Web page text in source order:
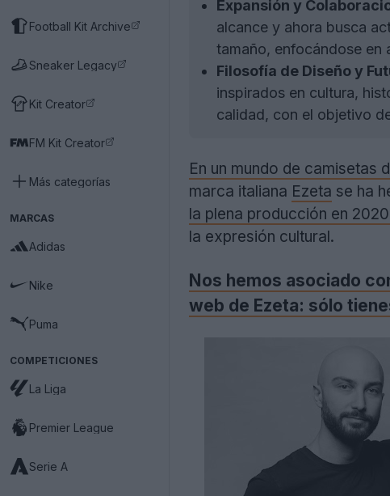
Football Kit Archive
Sneaker Legacy
Kit Creator
FM Kit Creator
Más categorías
MARCAS
Adidas
Nike
Puma
COMPETICIONES
La Liga
Premier League
Serie A
Expansión y
alcance y ahora busca
tamaño, enfocándose en
Filosofía de Diseño y
inspirados en cultura,
calidad, con el objetivo
En un mundo de camisetas
marca italiana Ezeta se ha
la plena producción en
la expresión cultural.
Nos hemos asociado
web de Ezeta: sólo